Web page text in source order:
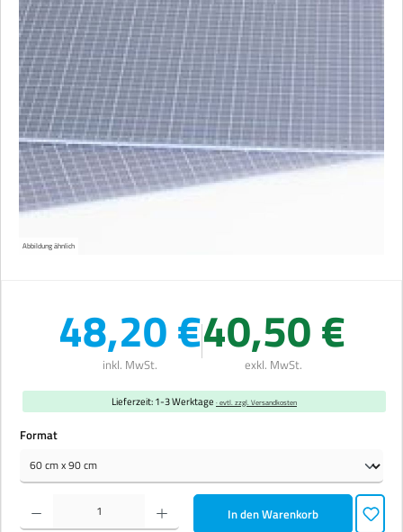
Abbildung ähnlich
48,20 €
inkl. MwSt.
40,50 €
exkl. MwSt.
Lieferzeit: 1-3 Werktage · evtl. zzgl. Versandkosten
Formatauswählen
Produkt Anzahl: Gib den gewünschten Wert ein oder benutze die Schaltflächen um die Anzahl zu
In den Warenkorb